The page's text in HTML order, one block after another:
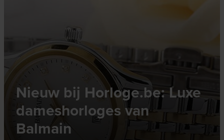
Nieuw bij Horloge.be: Luxe
dameshorloges van
Balmain